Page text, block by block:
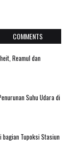
COMMENTS
Reamul dan
Suhu Udara di
bagian Tupoksi Stasiun